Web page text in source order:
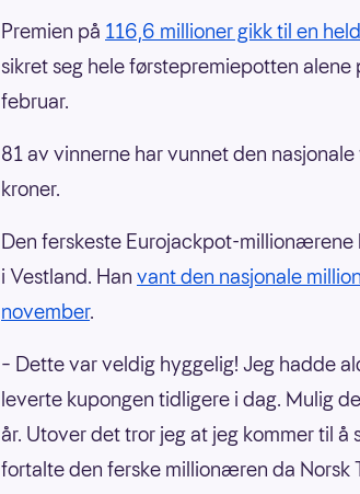
Premien på 116,6 millioner gikk til en
sikret seg hele førstepremiepotten
februar.
81 av vinnerne har vunnet den
kroner.
Den ferskeste Eurojackpot-millionærene
i Vestland. Han vant den nasjonale
november.
– Dette var veldig hyggelig! Jeg hadde
leverte kupongen tidligere i dag. Mulig
år. Utover det tror jeg at jeg kommer til
fortalte den ferske millionæren da Norsk